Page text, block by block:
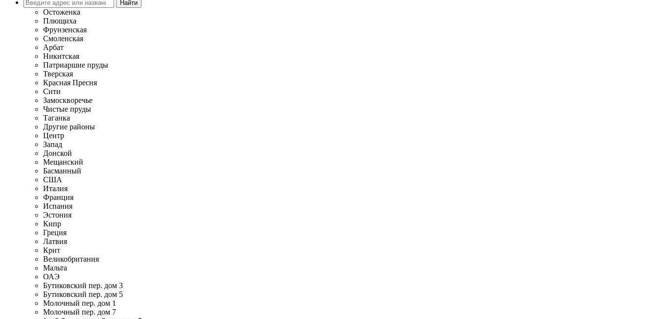
Остоженка
Плющиха
Фрунзенская
Смоленская
Арбат
Никитская
Патриаршие пруды
Тверская
Красная Пресня
Сити
Замоскворечье
Чистые пруды
Таганка
Другие районы
Центр
Запад
Донской
Мещанский
Басманный
США
Италия
Франция
Испания
Эстония
Кипр
Греция
Латвия
Крит
Великобритания
Мальта
ОАЭ
Бутиковский пер. дом 3
Бутиковский пер. дом 5
Молочный пер. дом 1
Молочный пер. дом 7